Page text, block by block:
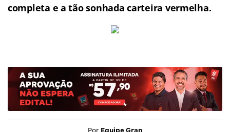
completa e a tão sonhada carteira vermelha.
Por Equipe Gran